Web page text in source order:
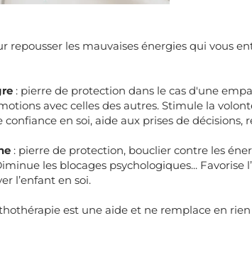
repousser les mauvaises énergies qui vous
: pierre de protection dans le cas d'une
avec celles des autres. Stimule la
confiance en soi, aide aux prises de
: pierre de protection, bouclier contre les
les blocages psychologiques...
l’enfant en soi.
est une aide et ne remplace en